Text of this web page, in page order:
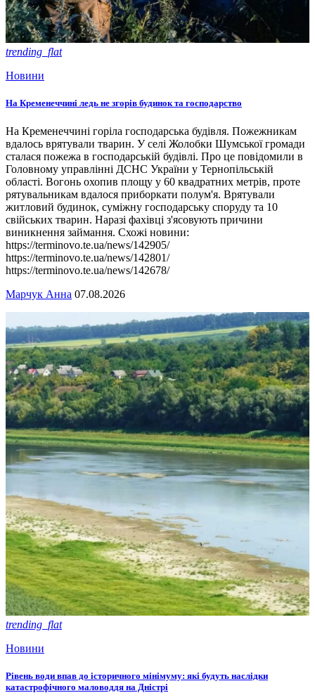
trending_flat
Новини
На Кременеччині ледь не згорів будинок та господарство
На Кременеччині горіла господарська будівля. Пожежникам
вдалось врятували тварин. У селі Жолобки Шумської громади
сталася пожежа в господарській будівлі. Про це повідомили в
Головному управлінні ДСНС України у Тернопільській
області. Вогонь охопив площу у 60 квадратних метрів, проте
рятувальникам вдалося приборкати полум'я. Врятували
житловий будинок, суміжну господарську споруду та 10
свійських тварин. Наразі фахівці з'ясовують причини
виникнення займання. Схожі новини:
https://terminovo.te.ua/news/142905/
https://terminovo.te.ua/news/142801/
https://terminovo.te.ua/news/142678/
Марчук Анна 07.08.2026
trending_flat
Новини
Рівень води впав до історичного мінімуму: які будуть наслідки
катастрофічного маловоддя на Дністрі